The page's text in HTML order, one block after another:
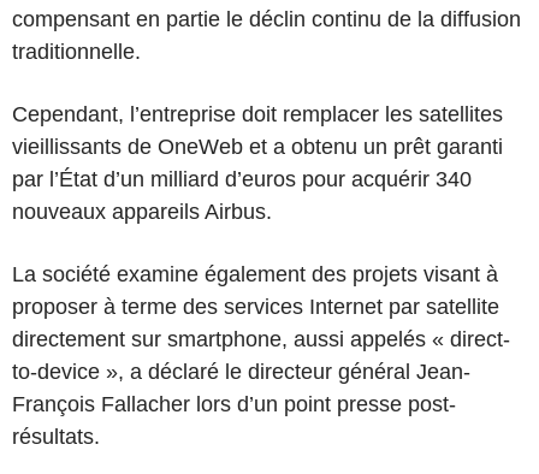
compensant en partie le déclin continu de la diffusion
traditionnelle.
Cependant, l’entreprise doit remplacer les satellites
vieillissants de OneWeb et a obtenu un prêt garanti
par l’État d’un milliard d’euros pour acquérir 340
nouveaux appareils Airbus.
La société examine également des projets visant à
proposer à terme des services Internet par satellite
directement sur smartphone, aussi appelés « direct-
to-device », a déclaré le directeur général Jean-
François Fallacher lors d’un point presse post-
résultats.